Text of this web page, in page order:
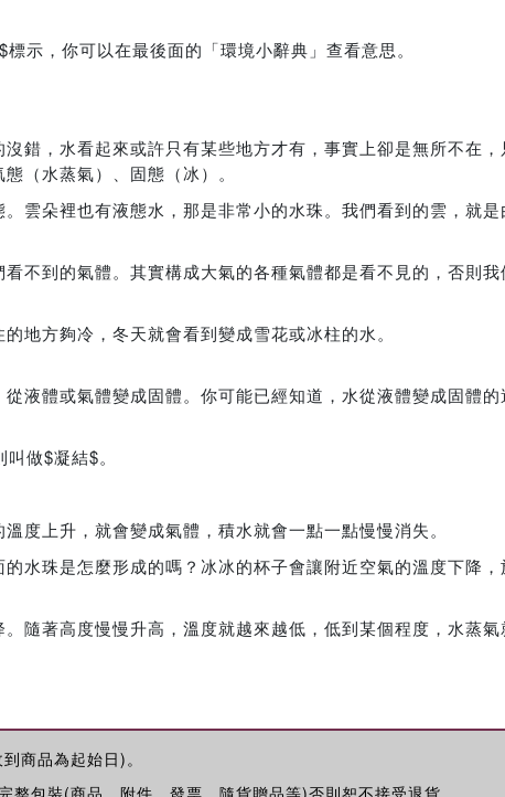
示，你可以在最後面的「環境小辭典」查看意思。
錯，水看起來或許只有某些地方才有，事實上卻是無所不在
（水蒸氣）、固態（冰）。
雲朵裡也有液態水，那是非常小的水珠。我們看到的雲，就
不到的氣體。其實構成大氣的各種氣體都是看不見的，否則
地方夠冷，冬天就會看到變成雪花或冰柱的水。
液體或氣體變成固體。你可能已經知道，水從液體變成固體
做$凝結$。
度上升，就會變成氣體，積水就會一點一點慢慢消失。
水珠是怎麼形成的嗎？冰冰的杯子會讓附近空氣的溫度下降
隨著高度慢慢升高，溫度就越來越低，低到某個程度，水蒸
商品為起始日)。
包裝(商品、附件、發票、隨貨贈品等)否則恕不接受退貨。